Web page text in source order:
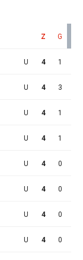
Z G
U 4 1
U 4 3
U 4 1
U 4 1
U 4 0
U 4 0
U 4 0
U 4 0